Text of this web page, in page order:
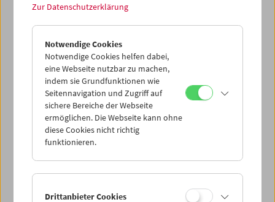
Mo 18.7.
Di 19.7.
Mi 20.7.
Do 21.7.
Sa 23.7.
Zur Datenschutzerklärung
Notwendige Cookies
Notwendige Cookies helfen dabei,
eine Webseite nutzbar zu machen,
indem sie Grundfunktionen wie
Seitennavigation und Zugriff auf
sichere Bereiche der Webseite
ermöglichen. Die Webseite kann ohne
diese Cookies nicht richtig
funktionieren.
Drittanbieter Cookies